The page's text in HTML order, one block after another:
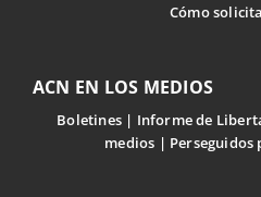
Cómo
ACN EN LOS MEDIOS
Boletines Informe de
medios